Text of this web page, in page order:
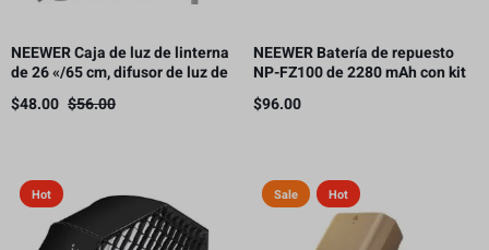
NEEWER Caja de luz de linterna
de 26 «/65 cm, difusor de luz de
liberación rápida 360° Bowens
Mount Softbox con aleación de
$56.00
$48.00
NEEWER Batería de repuesto
NP-FZ100 de 2280 mAh con kit
de cargador USB de doble canal
$96.00
Hot Sale Hot